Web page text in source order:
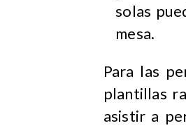
solas
mesa.
Para las
plantillas
asistir a